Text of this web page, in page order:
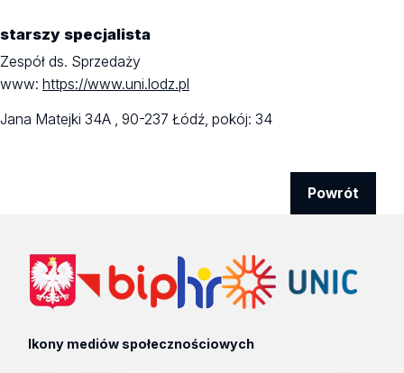
starszy specjalista
Zespół ds. Sprzedaży
www: https://www.uni.lodz.pl
Jana Matejki 34A , 90-237 Łódź, pokój: 34
Powrót
Ikony mediów społecznościowych